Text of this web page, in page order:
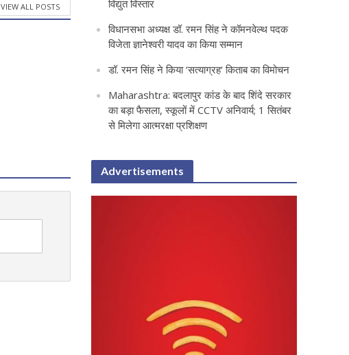
VIEW ALL POSTS
विद्युत विस्तार
विधानसभा अध्यक्ष डॉ. रमन सिंह ने कॉमनवेल्थ पदक
विजेता ज्ञानेश्वरी यादव का किया सम्मान
डॉ. रमन सिंह ने किया ‘सत्याग्रह‘ किताब का विमोचन
Maharashtra: बदलापुर कांड के बाद शिंदे सरकार
का बड़ा फैसला, स्कूलों में CCTV अनिवार्य; 1 सितंबर
से मिलेगा आत्मरक्षा प्रशिक्षण
Advertisements